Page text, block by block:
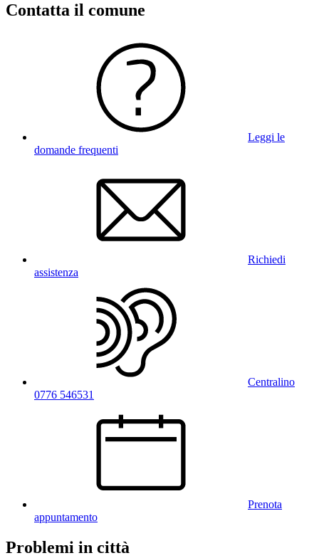
Contatta il comune
Leggi le
domande frequenti
Richiedi
assistenza
Centralino
0776 546531
Prenota
appuntamento
Problemi in città